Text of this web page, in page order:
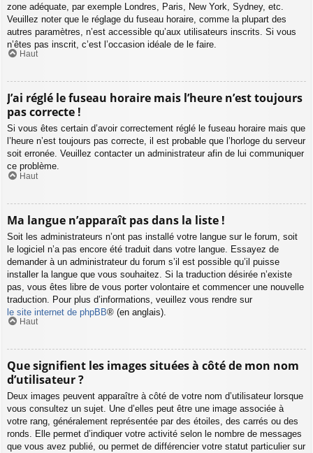
zone adéquate, par exemple Londres, Paris, New York, Sydney, etc.
Veuillez noter que le réglage du fuseau horaire, comme la plupart des
autres paramètres, n’est accessible qu’aux utilisateurs inscrits. Si vous
n’êtes pas inscrit, c’est l’occasion idéale de le faire.
Haut
J’ai réglé le fuseau horaire mais l’heure n’est toujours
pas correcte !
Si vous êtes certain d’avoir correctement réglé le fuseau horaire mais que
l’heure n’est toujours pas correcte, il est probable que l’horloge du serveur
soit erronée. Veuillez contacter un administrateur afin de lui communiquer
ce problème.
Haut
Ma langue n’apparaît pas dans la liste !
Soit les administrateurs n’ont pas installé votre langue sur le forum, soit
le logiciel n’a pas encore été traduit dans votre langue. Essayez de
demander à un administrateur du forum s’il est possible qu’il puisse
installer la langue que vous souhaitez. Si la traduction désirée n’existe
pas, vous êtes libre de vous porter volontaire et commencer une nouvelle
traduction. Pour plus d’informations, veuillez vous rendre sur
le site internet de phpBB® (en anglais).
Haut
Que signifient les images situées à côté de mon nom
d’utilisateur ?
Deux images peuvent apparaître à côté de votre nom d’utilisateur lorsque
vous consultez un sujet. Une d’elles peut être une image associée à
votre rang, généralement représentée par des étoiles, des carrés ou des
ronds. Elle permet d’indiquer votre activité selon le nombre de messages
que vous avez publié, ou permet de différencier votre statut particulier sur